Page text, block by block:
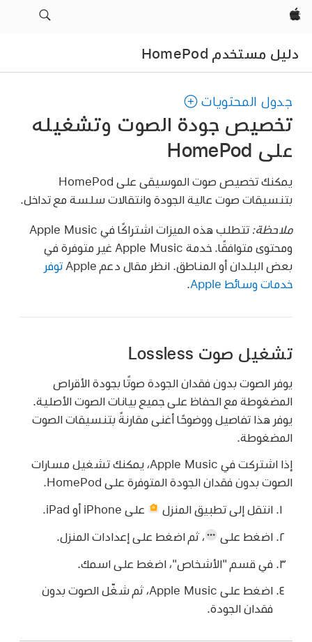
Apple‏
دليل مستخدم HomePod
جدول المحتويات
تخصيص جودة الصوت وتشغيله
على HomePod
يمكنك تخصيص صوت الموسيقى على HomePod
بتنسيقات صوت عالية الجودة وانتقالات سلسة مع تداخل.
ملاحظة:
تتطلب هذه الميزات اشتراكًا في Apple Music
ومحتوى متوافقًا. خدمة Apple Music غير متوفرة في
بعض البلدان أو المناطق. انظر مقال دعم Apple
توفر
خدمات وسائط Apple
تشغيل صوت Lossless
يوفر الصوت بدون فقدان الجودة صوتًا بجودة الأقراص
المضغوطة مع الحفاظ على جميع بيانات الصوت الأصلية.
يوفر هذا تفاصيل ووضوحًا أغنى مقارنةً بتنسيقات الصوت
المضغوطة.
إذا اشتركت في Apple Music، يمكنك تشغيل مسارات
الصوت بدون فقدان الجودة المتوفرة على HomePod.
انتقل إلى تطبيق المنزل على iPhone أو iPad.
اضغط على ، ثم اضغط على إعدادات المنزل.
في قسم "الأشخاص"، اضغط على اسمك.
اضغط على Apple Music، ثم شغّل الصوت بدون
فقدان الجودة.